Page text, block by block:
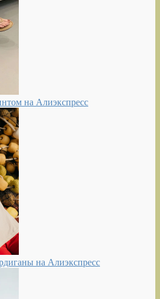
на Алиэкспресс
на Алиэкспресс